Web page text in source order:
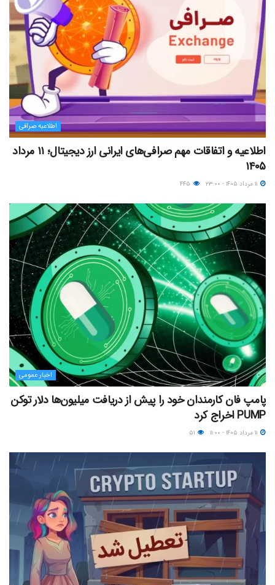
اطلاعیه صرافی
اطلاعیه و اتفاقات مهم صرافی‌های ایرانی ارز دیجیتال؛ ۱۱ مرداد
۱۴۰۵
اخبار عمومی
پامپ فان کارمندان خود را پیش از دریافت میلیون‌ها دلار توکن
PUMP اخراج کرد